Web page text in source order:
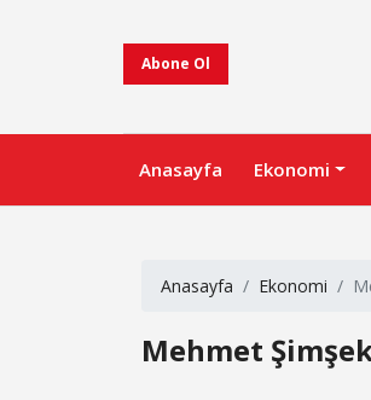
Abone Ol
Anasayfa Ekonomi
Anasayfa Ekonomi
Mehmet